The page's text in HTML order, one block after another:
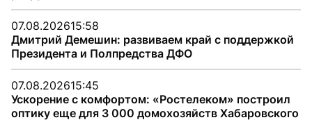
07.08.202615:58
Дмитрий Демешин: развиваем край с поддержкой
Президента и Полпредства ДФО
07.08.202615:45
Ускорение с комфортом: «Ростелеком» построил
оптику еще для 3 000 домохозяйств Хабаровского